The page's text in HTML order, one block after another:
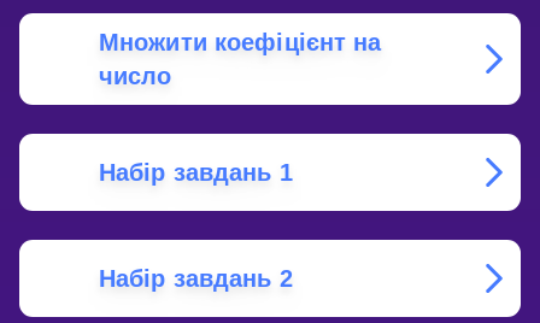
Множити коефіцієнт на
число
Набір завдань 1
Набір завдань 2